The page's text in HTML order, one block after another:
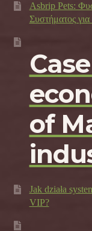
Asbrip Pets:
Συστήματος
of
Jak działa
VIP?